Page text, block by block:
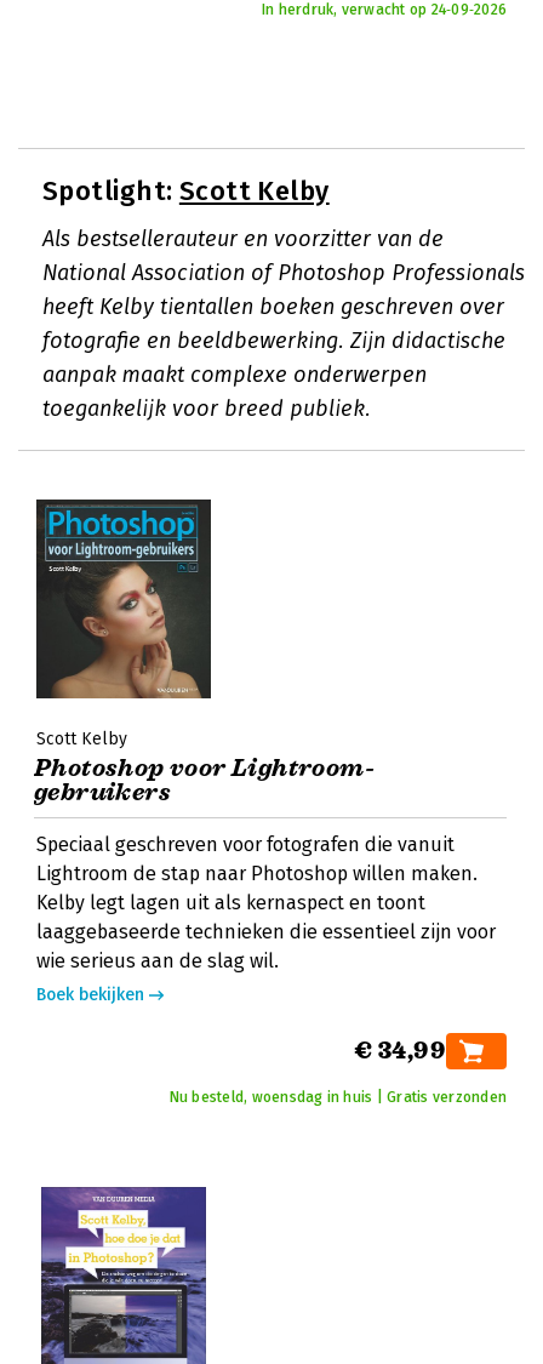
In herdruk, verwacht op 24‑09‑2026
Spotlight: Scott Kelby
Als bestsellerauteur en voorzitter van de
National Association of Photoshop Professionals
heeft Kelby tientallen boeken geschreven over
fotografie en beeldbewerking. Zijn didactische
aanpak maakt complexe onderwerpen
toegankelijk voor breed publiek.
Scott Kelby
Photoshop voor Lightroom-
gebruikers
Speciaal geschreven voor fotografen die vanuit
Lightroom de stap naar Photoshop willen maken.
Kelby legt lagen uit als kernaspect en toont
laaggebaseerde technieken die essentieel zijn voor
wie serieus aan de slag wil.
Boek bekijken
€ 34,99
Nu besteld, woensdag in huis | Gratis verzonden